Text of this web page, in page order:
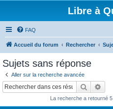
Libre à
FAQ
Accueil du forum Rechercher
Sujets sans réponse
Aller sur la recherche avancée
La recherche a retourné